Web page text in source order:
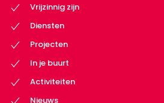
Vrijzinnig zijn
Diensten
Projecten
In je buurt
Activiteiten
Nieuws